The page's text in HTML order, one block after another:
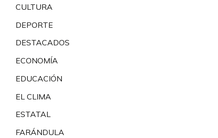
CULTURA
DEPORTE
DESTACADOS
ECONOMÍA
EDUCACIÓN
EL CLIMA
ESTATAL
FARÁNDULA